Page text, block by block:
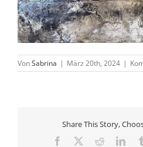
VonSabrina | März 20th, 2024 |
Share This Story,
Facebook Reddit